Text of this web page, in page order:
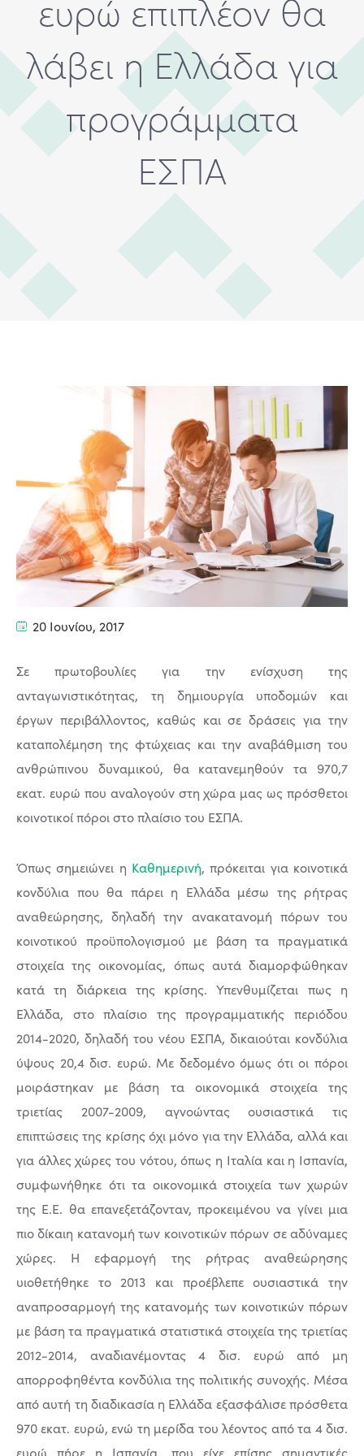
Food
λάβει η Ελλάδα για
προγράμματα
ΕΣΠΑ
20 Ιουνίου, 2017
Σε πρωτοβουλίες για την ενίσχυση της
ανταγωνιστικότητας, τη δημιουργία υποδομών και
έργων περιβάλλοντος, καθώς και σε δράσεις για την
καταπολέμηση της φτώχειας και την αναβάθμιση του
ανθρώπινου δυναμικού, θα κατανεμηθούν τα 970,7
εκατ. ευρώ που αναλογούν στη χώρα μας ως πρόσθετοι
κοινοτικοί πόροι στο πλαίσιο του ΕΣΠΑ.
Όπως σημειώνει η Καθημερινή, πρόκειται για κοινοτικά
κονδύλια που θα πάρει η Ελλάδα μέσω της ρήτρας
αναθεώρησης, δηλαδή την ανακατανομή πόρων του
κοινοτικού προϋπολογισμού με βάση τα πραγματικά
στοιχεία της οικονομίας, όπως αυτά διαμορφώθηκαν
κατά τη διάρκεια της κρίσης. Υπενθυμίζεται πως η
Ελλάδα, στο πλαίσιο της προγραμματικής περιόδου
2014-2020, δηλαδή του νέου ΕΣΠΑ, δικαιούται κονδύλια
ύψους 20,4 δισ. ευρώ. Με δεδομένο όμως ότι οι πόροι
μοιράστηκαν με βάση τα οικονομικά στοιχεία της
τριετίας 2007-2009, αγνοώντας ουσιαστικά τις
επιπτώσεις της κρίσης όχι μόνο για την Ελλάδα, αλλά και
για άλλες χώρες του νότου, όπως η Ιταλία και η Ισπανία,
συμφωνήθηκε ότι τα οικονομικά στοιχεία των χωρών
της Ε.Ε. θα επανεξετάζονταν, προκειμένου να γίνει μια
πιο δίκαιη κατανομή των κοινοτικών πόρων σε αδύναμες
χώρες. Η εφαρμογή της ρήτρας αναθεώρησης
υιοθετήθηκε το 2013 και προέβλεπε ουσιαστικά την
αναπροσαρμογή της κατανομής των κοινοτικών πόρων
με βάση τα πραγματικά στατιστικά στοιχεία της τριετίας
2012-2014, αναδιανέμοντας 4 δισ. ευρώ από μη
απορροφηθέντα κονδύλια της πολιτικής συνοχής. Μέσα
από αυτή τη διαδικασία η Ελλάδα εξασφάλισε πρόσθετα
970 εκατ. ευρώ, ενώ τη μερίδα του λέοντος από τα 4 δισ.